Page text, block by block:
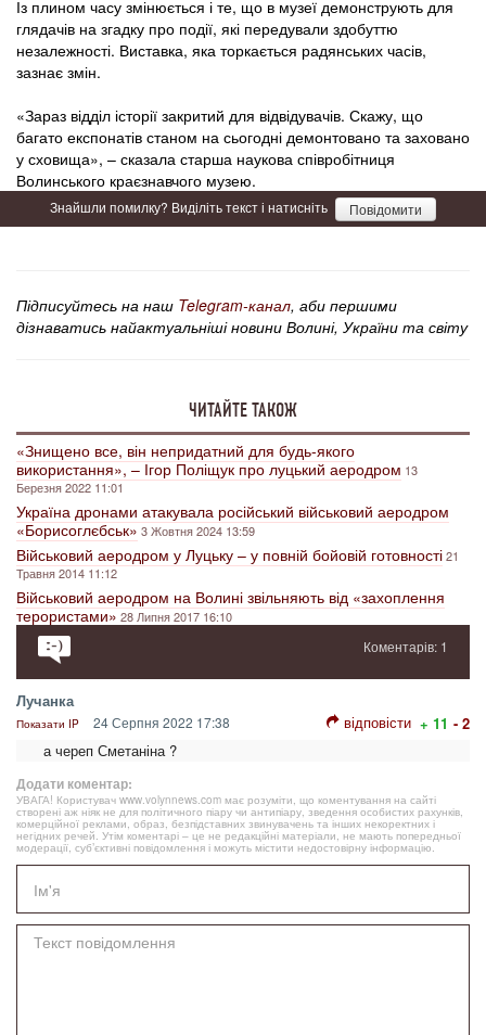
Із плином часу змінюється і те, що в музеї демонструють для
глядачів на згадку про події, які передували здобуттю
незалежності. Виставка, яка торкається радянських часів,
зазнає змін.
«Зараз відділ історії закритий для відвідувачів. Скажу, що
багато експонатів станом на сьогодні демонтовано та заховано
у сховища», – сказала старша наукова співробітниця
Волинського краєзнавчого музею.
Знайшли помилку? Виділіть текст і натисніть Повідомити
Підписуйтесь на наш Telegram-канал, аби першими
дізнаватись найактуальніші новини Волині, України та світу
ЧИТАЙТЕ ТАКОЖ
«Знищено все, він непридатний для будь-якого
використання», – Ігор Поліщук про луцький аеродром 13
Березня 2022 11:01
Україна дронами атакувала російський військовий аеродром
«Борисоглєбськ»3 Жовтня 2024 13:59
Військовий аеродром у Луцьку – у повній бойовій готовності21
Травня 2014 11:12
Військовий аеродром на Волині звільняють від «захоплення
терористами»28 Липня 2017 16:10
Коментарів: 1
Лучанка
Показати IP 24 Серпня 2022 17:38 відповісти + 11 - 2
а череп Сметаніна ?
Додати коментар:
УВАГА! Користувач www.volynnews.com має розуміти, що коментування на сайті
створені аж ніяк не для політичного піару чи антипіару, зведення особистих рахунків,
комерційної реклами, образ, безпідставних звинувачень та інших некоректних і
негідних речей. Утім коментарі – це не редакційні матеріали, не мають попередньої
модерації, суб’єктивні повідомлення і можуть містити недостовірну інформацію.